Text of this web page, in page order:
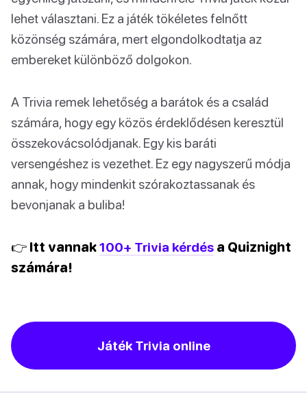
lehet választani. Ez a játék tökéletes felnőtt
közönség számára, mert elgondolkodtatja az
embereket különböző dolgokon.
A Trivia remek lehetőség a barátok és a család
számára, hogy egy közös érdeklődésen keresztül
összekovácsolódjanak. Egy kis baráti
versengéshez is vezethet. Ez egy nagyszerű módja
annak, hogy mindenkit szórakoztassanak és
bevonjanak a buliba!
👉 Itt vannak100+ Trivia kérdés a Quiznight
számára!
Játék Trivia online